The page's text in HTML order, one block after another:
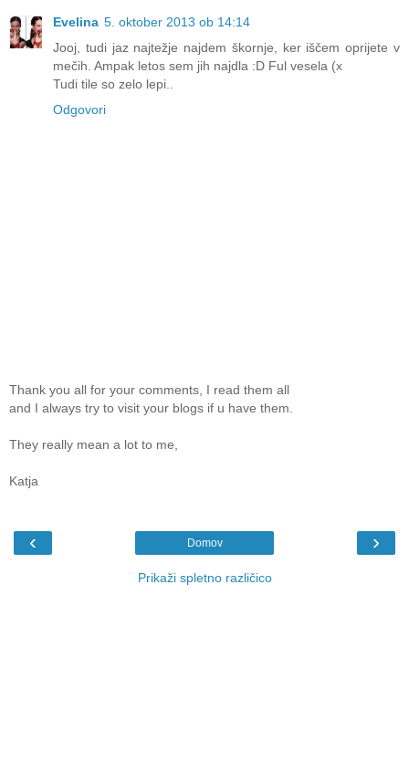
Evelina 5. oktober 2013 ob 14:14
Jooj, tudi jaz najtežje najdem škornje, ker iščem oprijete v
mečih. Ampak letos sem jih najdla :D Ful vesela (x
Tudi tile so zelo lepi..
Odgovori
Thank you all for your comments, I read them all
and I always try to visit your blogs if u have them.
They really mean a lot to me,
Katja
‹ ›
Domov
Prikaži spletno različico